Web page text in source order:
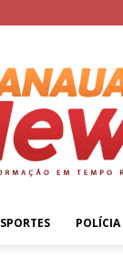
POLÍCIA